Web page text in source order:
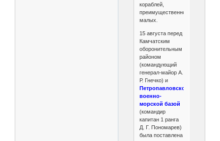
кораблей,
преимущественно
малых.
15 августа перед
Камчатским
оборонительным
районом
(командующий
генерал-майор А.
Р. Гнечко) и
Петропавловской
военно-
морской базой
(командир
капитан 1 ранга
Д. Г. Пономарев)
была поставлена